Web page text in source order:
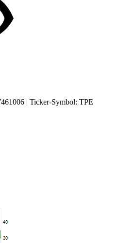
| Ticker-Symbol: TPE